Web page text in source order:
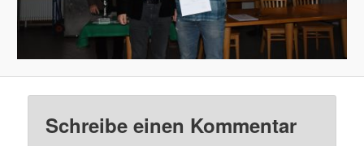
Schreibe einen Kommentar